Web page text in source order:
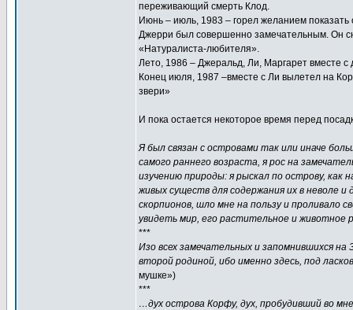
переживающий смерть Клод.
Июнь – июль, 1983 – горел желанием
Джерри был совершенно замечательным. Он
«Натуралиста-любителя».
Лето, 1986 – Джеральд, Ли, Маргарет вместе с
Конец июля, 1987 –вместе с Ли вылетел на
звери»
И пока остается некоторое время перед
Я был связан с островами так или иначе
самого раннего возраста, я рос на
изучению природы: я рыскал по острову, как
живых существ для содержания их в неволе
скорпионов, шло мне на пользу и проливало
увидеть мир, его растительное и животное
***
Изо всех замечательных и запомнившихся
второй родиной, ибо именно здесь, под
мушке»)
***
…дух острова Корфу, дух, пробудивший во